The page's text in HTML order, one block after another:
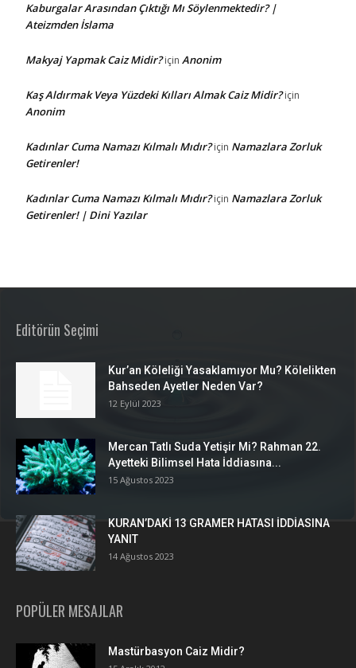
Kaburgalar Arasından Çıktığı Mı Söylenmektedir? |
Ateizmden İslama
Makyaj Yapmak Caiz Midir?için Anonim
Kaş Aldırmak Veya Yüzdeki Kılları Almak Caiz Midir?için
Anonim
Kadınlar Cuma Namazı Kılmalı Mıdır?için Namazlara Zorluk
Getirenler!
Kadınlar Cuma Namazı Kılmalı Mıdır?için Namazlara Zorluk
Getirenler! | Dini Yazılar
Editörün Seçimi
Kur’an Köleliği Yasaklamıyor Mu? Kölelikten
Bahseden Ayetler Neden Var?
12 Eylül 2023
Mercan Tatlı Suda Yetişir Mi? Rahman 22.
Ayetteki Bilimsel Hata İddiasına...
15 Ağustos 2023
KURAN’DAKİ 13 GRAMER HATASI İDDİASINA
YANIT
14 Ağustos 2023
POPÜLER MESAJLAR
Mastürbasyon Caiz Midir?